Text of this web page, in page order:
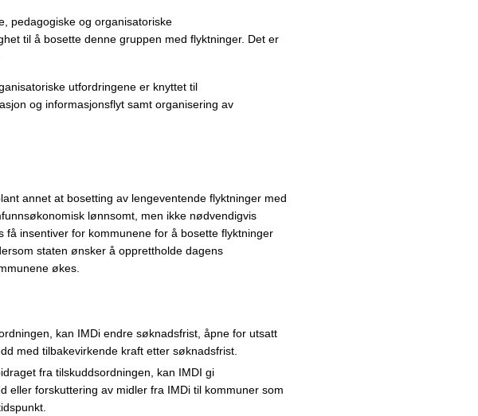
pedagogiske og organisatoriske
til å bosette denne gruppen med flyktninger. Det er
utfordringene er knyttet til
og informasjonsflyt samt organisering av
annet at bosetting av lengeventende flyktninger med
lønnsomt, men ikke nødvendigvis
insentiver for kommunene for å bosette flyktninger
staten ønsker å opprettholde dagens
økes.
kan IMDi endre søknadsfrist, åpne for utsatt
med tilbakevirkende kraft etter søknadsfrist.
fra tilskuddsordningen, kan IMDI gi
eller forskuttering av midler fra IMDi til kommuner som